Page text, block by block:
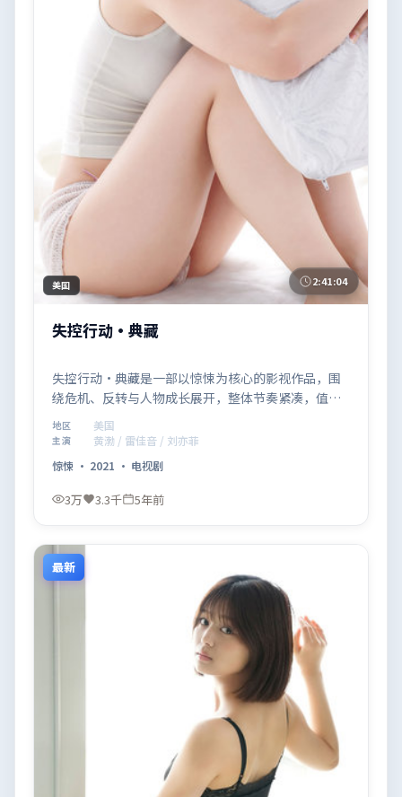
美国 2:41:04
失控行动·典藏
失控行动·典藏是一部以惊悚为核心的影视作品，围
绕危机、反转与人物成长展开，整体节奏紧凑，值得
推荐观看。
地区 美国
主演
黄渤 / 雷佳音 / 刘亦菲
惊悚 · 2021 · 电视剧
3万 3.3千 5年前
最新